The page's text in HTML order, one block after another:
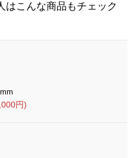
はこんな商品もチェック
円)